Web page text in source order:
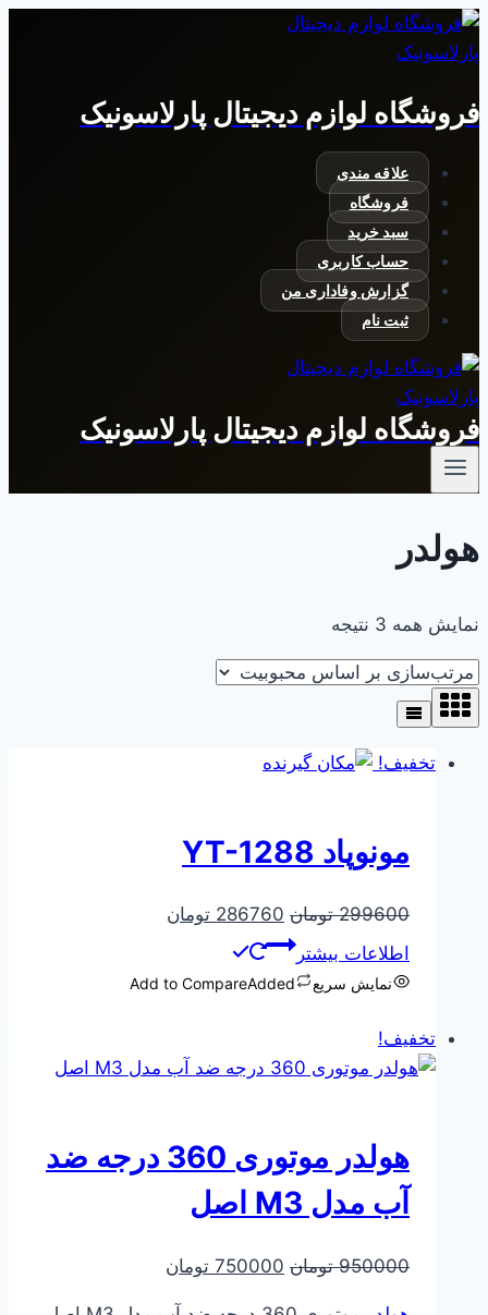
بازگشت
به
فروشگاه لوازم دیجیتال پارلاسونیک
علاقه مندی
فروشگاه
سبد خرید
حساب کاربری
گزارش وفاداری من
ثبت نام
فروشگاه لوازم دیجیتال پارلاسونیک
هولدر
نمایش همه 3 نتیجه
اساس
تخفیف!
مونوپاد YT-1288
299600 تومان قیمت
اصلی
299600 تومان
286760 تومان
اطلاعات بیشتر
نمایش سریع Add to CompareAdded
تخفیف!
هولدر موتوری 360 درجه ضد
آب مدل M3 اصل
950000 تومان قیمت
750000 تومان